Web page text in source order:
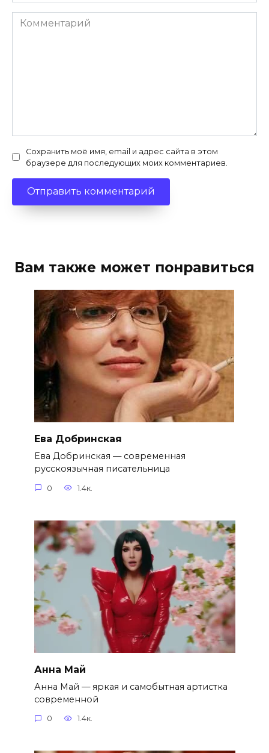
Комментарий
Сохранить моё имя, email и адрес сайта в этом
браузере для последующих моих комментариев.
Вам также может понравиться
Ева Добринская
Ева Добринская — современная
русскоязычная писательница
0 1.4к.
Анна Май
Анна Май — яркая и самобытная артистка
современной
0 1.4к.